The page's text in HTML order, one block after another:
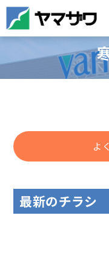
よ
最新のチラシ